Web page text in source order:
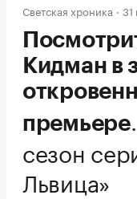
Светская хроника 31
Кидман в
премьере.
сезон
Львица»